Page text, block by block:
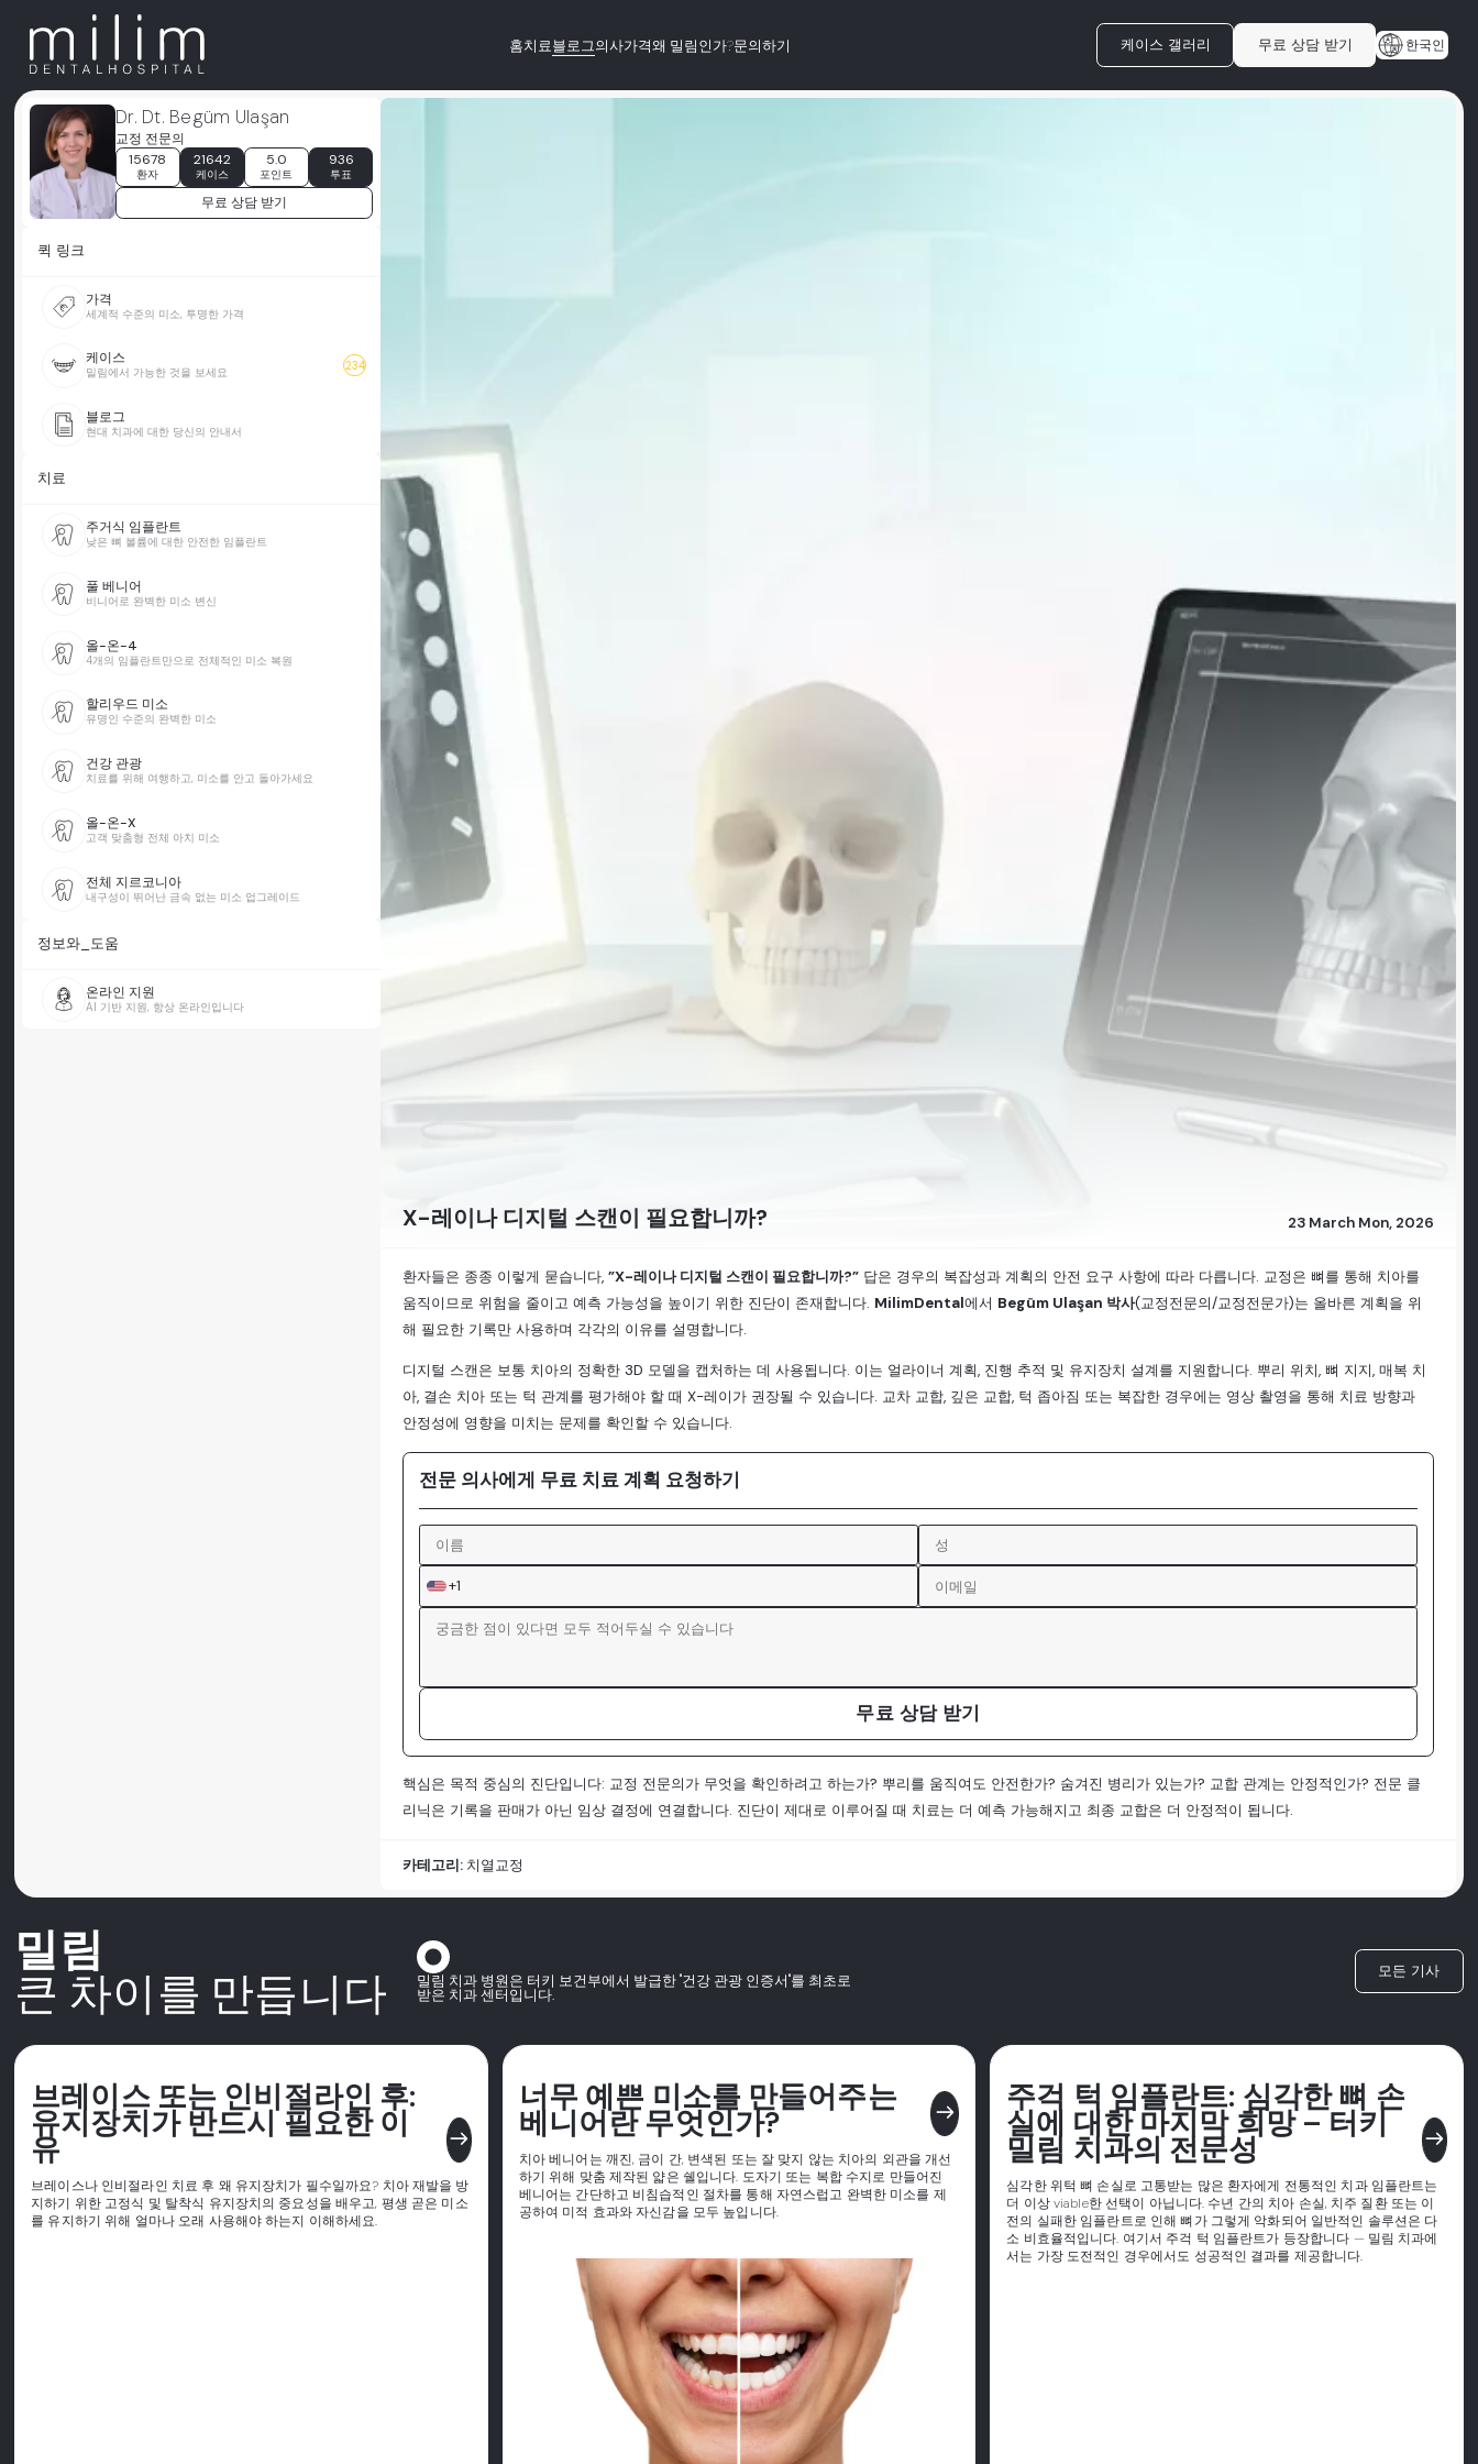
홈치료블로그의사가격왜 밀림인가?문의하기 케이스 갤러리 무료 상담 받기 한국인
Dr. Dt. Begüm Ulaşan
교정 전문의
15678
환자
21642
케이스
5.0
포인트
936
투표
무료 상담 받기
퀵 링크
가격
세계적 수준의 미소, 투명한 가격
케이스
밀림에서 가능한 것을 보세요 234
블로그
현대 치과에 대한 당신의 안내서
치료
주거식 임플란트
낮은 뼈 볼륨에 대한 안전한 임플란트
풀 베니어
비니어로 완벽한 미소 변신
올-온-4
4개의 임플란트만으로 전체적인 미소 복원
할리우드 미소
유명인 수준의 완벽한 미소
건강 관광
치료를 위해 여행하고, 미소를 안고 돌아가세요
올-온-X
고객 맞춤형 전체 아치 미소
전체 지르코니아
내구성이 뛰어난 금속 없는 미소 업그레이드
정보와_도움
온라인 지원
AI 기반 지원, 항상 온라인입니다
X-레이나 디지털 스캔이 필요합니까? 23 March Mon, 2026
환자들은 종종 이렇게 묻습니다,”X-레이나 디지털 스캔이 필요합니까?” 답은 경우의 복잡성과 계획의 안전 요구 사항에 따라 다릅니다. 교정은 뼈를 통해 치아를
움직이므로 위험을 줄이고 예측 가능성을 높이기 위한 진단이 존재합니다. MilimDental에서 Begüm Ulaşan 박사(교정전문의/교정전문가)는 올바른 계획을 위
해 필요한 기록만 사용하며 각각의 이유를 설명합니다.
디지털 스캔은 보통 치아의 정확한 3D 모델을 캡처하는 데 사용됩니다. 이는 얼라이너 계획, 진행 추적 및 유지장치 설계를 지원합니다. 뿌리 위치, 뼈 지지, 매복 치
아, 결손 치아 또는 턱 관계를 평가해야 할 때 X-레이가 권장될 수 있습니다. 교차 교합, 깊은 교합, 턱 좁아짐 또는 복잡한 경우에는 영상 촬영을 통해 치료 방향과
안정성에 영향을 미치는 문제를 확인할 수 있습니다.
전문 의사에게 무료 치료 계획 요청하기
+1
무료 상담 받기
핵심은 목적 중심의 진단입니다: 교정 전문의가 무엇을 확인하려고 하는가? 뿌리를 움직여도 안전한가? 숨겨진 병리가 있는가? 교합 관계는 안정적인가? 전문 클
리닉은 기록을 판매가 아닌 임상 결정에 연결합니다. 진단이 제대로 이루어질 때 치료는 더 예측 가능해지고 최종 교합은 더 안정적이 됩니다.
카테고리: 치열교정
밀림
큰 차이를 만듭니다 밀림 치과 병원은 터키 보건부에서 발급한 "건강 관광 인증서"를 최초로
받은 치과 센터입니다.
모든 기사
브레이스 또는 인비절라인 후:
유지장치가 반드시 필요한 이
유 east
브레이스나 인비절라인 치료 후 왜 유지장치가 필수일까요? 치아 재발을 방
지하기 위한 고정식 및 탈착식 유지장치의 중요성을 배우고, 평생 곧은 미소
를 유지하기 위해 얼마나 오래 사용해야 하는지 이해하세요.
너무 예쁜 미소를 만들어주는
베니어란 무엇인가? east
치아 베니어는 깨진, 금이 간, 변색된 또는 잘 맞지 않는 치아의 외관을 개선
하기 위해 맞춤 제작된 얇은 쉘입니다. 도자기 또는 복합 수지로 만들어진
베니어는 간단하고 비침습적인 절차를 통해 자연스럽고 완벽한 미소를 제
공하여 미적 효과와 자신감을 모두 높입니다.
주걱 턱 임플란트: 심각한 뼈 손
실에 대한 마지막 희망 – 터키
밀림 치과의 전문성 east
심각한 위턱 뼈 손실로 고통받는 많은 환자에게 전통적인 치과 임플란트는
더 이상 viable한 선택이 아닙니다. 수년 간의 치아 손실, 치주 질환 또는 이
전의 실패한 임플란트로 인해 뼈가 그렇게 악화되어 일반적인 솔루션은 다
소 비효율적입니다. 여기서 주걱 턱 임플란트가 등장합니다 — 밀림 치과에
서는 가장 도전적인 경우에서도 성공적인 결과를 제공합니다.